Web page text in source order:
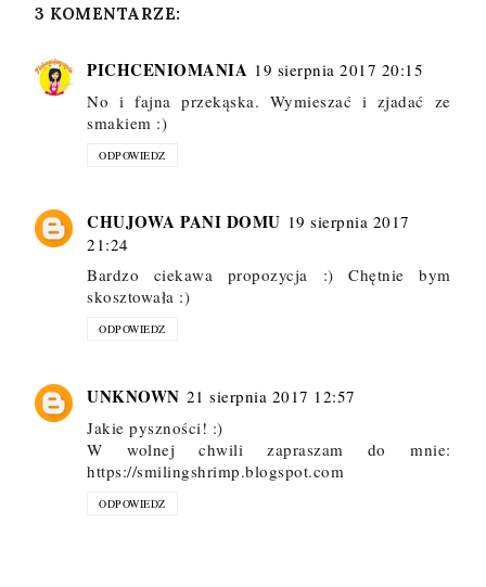
3 KOMENTARZE:
PICHCENIOMANIA 19 sierpnia 2017 20:15
No i fajna przekąska. Wymieszać i zjadać ze
smakiem :)
ODPOWIEDZ
CHUJOWA PANI DOMU 19 sierpnia 2017
21:24
Bardzo ciekawa propozycja :) Chętnie bym
skosztowała :)
ODPOWIEDZ
UNKNOWN 21 sierpnia 2017 12:57
Jakie pyszności! :)
W wolnej chwili zapraszam do mnie:
https://smilingshrimp.blogspot.com
ODPOWIEDZ